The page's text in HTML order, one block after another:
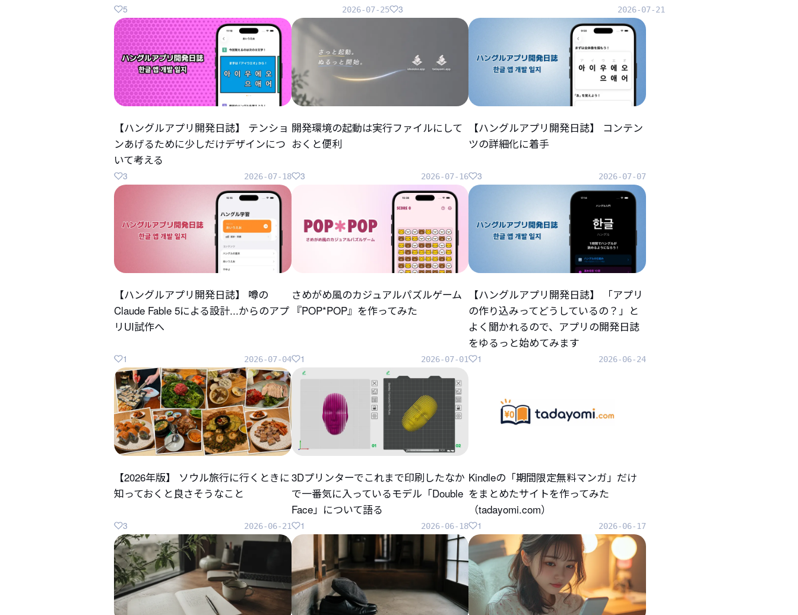
2026-07-25
5 2026-07-21
3
【ハングルアプリ開発日誌】 テンショ
ンあげるために少しだけデザインにつ
いて考える
2026-07-18
3
開発環境の起動は実行ファイルにして
おくと便利
2026-07-16
3
【ハングルアプリ開発日誌】 コンテン
ツの詳細化に着手
2026-07-07
3
【ハングルアプリ開発日誌】 噂の
Claude Fable 5による設計...からのアプ
リUI試作へ
2026-07-04
1
さめがめ風のカジュアルパズルゲーム
『POP*POP』を作ってみた
2026-07-01
1
【ハングルアプリ開発日誌】 「アプリ
の作り込みってどうしているの？」と
よく聞かれるので、アプリの開発日誌
をゆるっと始めてみます
2026-06-24
1
【2026年版】 ソウル旅行に行くときに
知っておくと良さそうなこと
2026-06-21
3
3Dプリンターでこれまで印刷したなか
で一番気に入っているモデル「Double
Face」について語る
2026-06-18
1
Kindleの「期間限定無料マンガ」だけ
をまとめたサイトを作ってみた
（tadayomi.com）
2026-06-17
1